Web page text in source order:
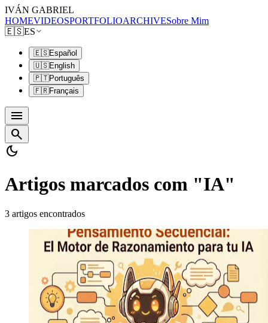
IVÁN GABRIEL
HOMEVIDEOSPORTFOLIOARCHIVESobre Mim
🇪🇸ES
🇪🇸Español
🇺🇸English
🇵🇹Português
🇫🇷Français
menu
search
dark_mode
Artigos marcados com "IA"
3 artigos encontrados